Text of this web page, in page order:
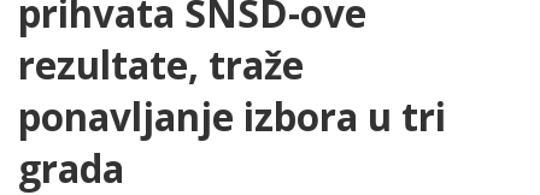
prihvata SNSD-ove
rezultate, traže
ponavljanje izbora u tri
grada